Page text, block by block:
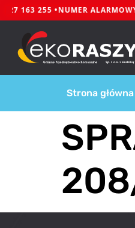
163 255 • NUMER
Strona główna